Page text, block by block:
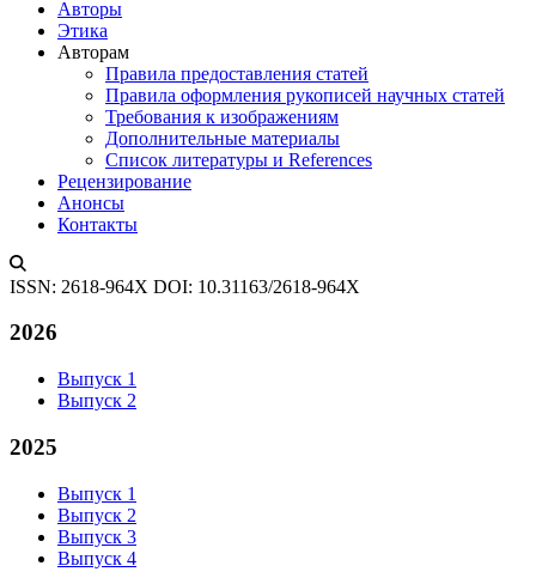
Авторы
Этика
Авторам
Правила предоставления статей
Правила оформления рукописей научных статей
Требования к изображениям
Дополнительные материалы
Список литературы и References
Рецензирование
Анонсы
Контакты
ISSN: 2618-964X DOI: 10.31163/2618-964X
2026
Выпуск 1
Выпуск 2
2025
Выпуск 1
Выпуск 2
Выпуск 3
Выпуск 4